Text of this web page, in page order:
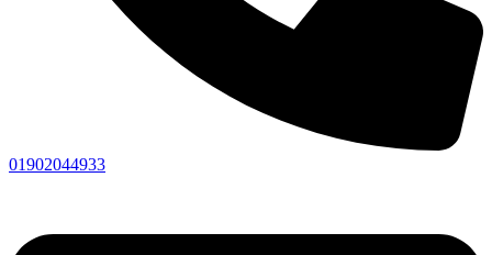
01902044933